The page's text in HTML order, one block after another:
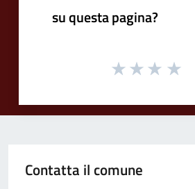
su questa pagina?
Contatta il comune